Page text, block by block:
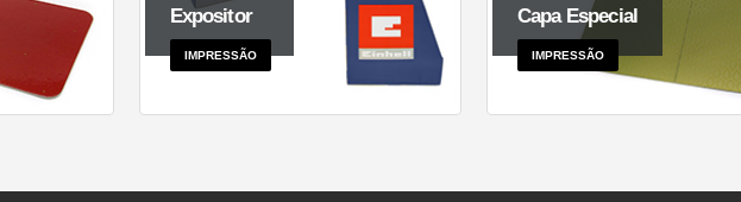
Expositor
IMPRESSÃO
Capa Especial
IMPRESSÃO